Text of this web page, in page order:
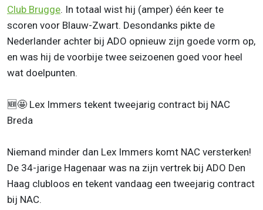
Club Brugge. In totaal wist hij (amper) één keer te
scoren voor Blauw-Zwart. Desondanks pikte de
Nederlander achter bij ADO opnieuw zijn goede vorm op,
en was hij de voorbije twee seizoenen goed voor heel
wat doelpunten.
🆕🤩 Lex Immers tekent tweejarig contract bij NAC
Breda
Niemand minder dan Lex Immers komt NAC versterken!
De 34-jarige Hagenaar was na zijn vertrek bij ADO Den
Haag clubloos en tekent vandaag een tweejarig contract
bij NAC.